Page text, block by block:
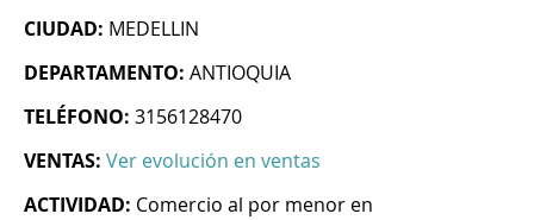
CIUDAD: MEDELLIN
DEPARTAMENTO: ANTIOQUIA
TELÉFONO: 3156128470
VENTAS: Ver evolución en ventas
ACTIVIDAD: Comercio al por menor en